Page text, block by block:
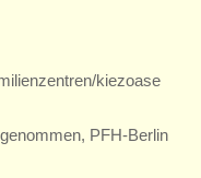
kiezoase
PFH-Berlin